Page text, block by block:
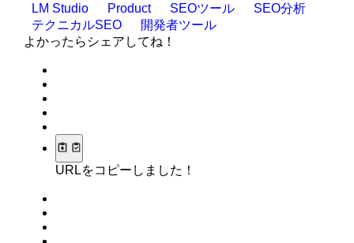
LM Studio
Product SEOツール
SEO分析
テクニカルSEO
開発者ツール
よかったらシェアしてね！
URLをコピーしました！